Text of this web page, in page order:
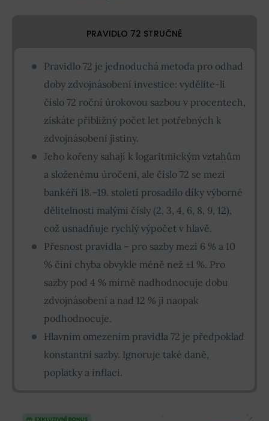
PRAVIDLO 72 STRUČNĚ
Pravidlo 72 je jednoduchá metoda pro odhad
doby zdvojnásobení investice: vydělíte-li
číslo 72 roční úrokovou sazbou v procentech,
získáte přibližný počet let potřebných k
zdvojnásobení jistiny.
Jeho kořeny sahají k logaritmickým vztahům
a složenému úročení, ale číslo 72 se mezi
bankéři 18.–19. století prosadilo díky výborné
dělitelnosti malými čísly (2, 3, 4, 6, 8, 9, 12),
což usnadňuje rychlý výpočet v hlavě.
Přesnost pravidla – pro sazby mezi 6 % a 10
% činí chyba obvykle méně než ±1 %. Pro
sazby pod 4 % mírně nadhodnocuje dobu
zdvojnásobení a nad 12 % ji naopak
podhodnocuje.
Hlavním omezením pravidla 72 je předpoklad
konstantní sazby. Ignoruje také daně,
poplatky a inflaci.